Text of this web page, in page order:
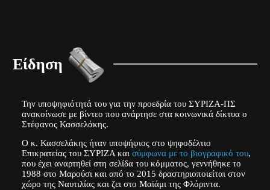
Είδηση
Την υποψηφιότητά του για την προεδρία του ΣΥΡΙΖΑ-ΠΣ
ανακοίνωσε με βίντεο που ανάρτησε στα κοινωνικά δίκτυα ο
Στέφανος Κασσελάκης.
Ο κ. Κασσελάκης ήταν υποψήφιος στο ψηφοδέλτιο
Επικρατείας του ΣΥΡΙΖΑ και σύμφωνα με το βιογραφικό του,
που έχει αναρτηθεί στη σελίδα του κόμματος, γεννήθηκε το
1988 στο Μαρούσι και από το 2015 δραστηριοποιείται στον
χώρο της Ναυτιλίας και ζει στο Μαϊάμι της Φλόριντα.